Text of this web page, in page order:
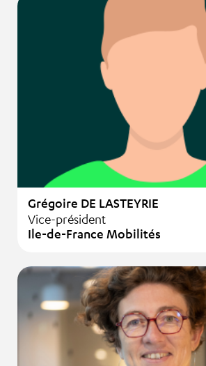
Grégoire DE LASTEYRIE
Vice-président
Ile-de-France Mobilités